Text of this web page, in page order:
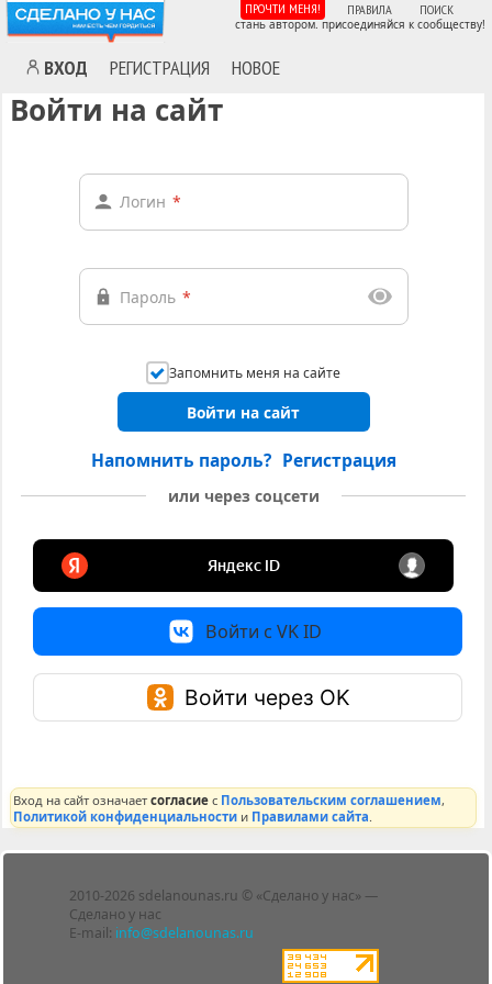
ВХОД РЕГИСТРАЦИЯ НОВОЕ
ПРОЧТИ МЕНЯ! ПРАВИЛА ПОИСК
стань автором. присоединяйся к сообществу!
Войти на сайт
Логин *
Пароль *
Запомнить меня на сайте
Войти на сайт
Напомнить пароль? Регистрация
или через соцсети
Войти с VK ID
Войти через OK
Вход на сайт означаетсогласие с Пользовательским соглашением,
Политикой конфиденциальности и Правилами сайта
2010-2026 sdelanounas.ru © «Сделано у нас» —
Сделано у нас
E-mail: info@sdelanounas.ru
Блоги
Люди
Политика